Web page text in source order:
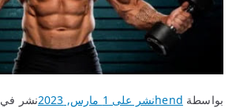
بواسطة hendنشر على 1 مارس, 2023 نشر في